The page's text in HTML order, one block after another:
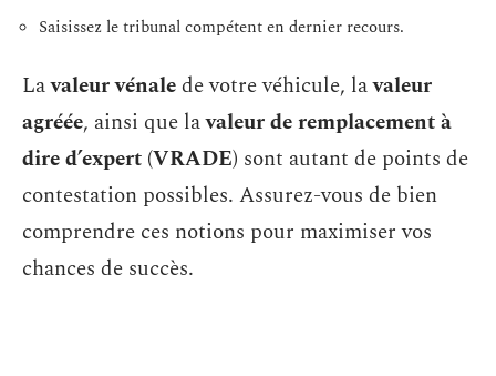
Saisissez le tribunal compétent en dernier recours.
Lavaleur vénalede votre véhicule, lavaleur
agréée, ainsi que lavaleur de remplacement à
dire d’expert (VRADE) sont autant de points de
contestation possibles. Assurez-vous de bien
comprendre ces notions pour maximiser vos
chances de succès.